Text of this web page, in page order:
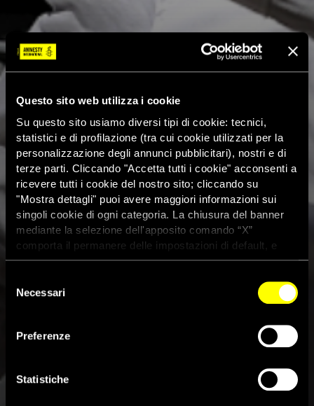
Questo sito web utilizza i cookie
Su questo sito usiamo diversi tipi di cookie: tecnici,
statistici e di profilazione (tra cui cookie utilizzati per la
personalizzazione degli annunci pubblicitari), nostri e di
terze parti. Cliccando "Accetta tutti i cookie" acconsenti a
ricevere tutti i cookie del nostro sito; cliccando su
"Mostra dettagli" puoi avere maggiori informazioni sui
singoli cookie di ogni categoria. La chiusura del banner
mediante la selezione dell'apposito comando “X”
comporta il permanere delle impostazioni di default, e
dunque la continuazione della navigazione con i cookie
dei cookie attivi sul sito clicca
delNecessari
Preferenze
Statistiche
Sudafrica, Amnesty
d’impunità per i crimini contro
gli stranieri alla base degli